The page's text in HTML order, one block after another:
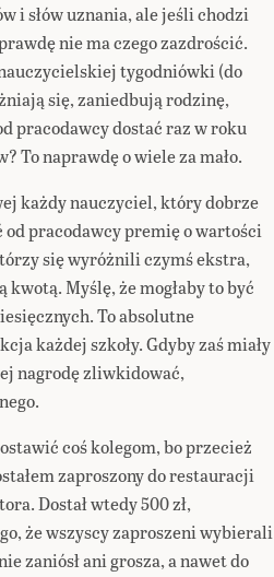
i słów uznania, ale jeśli chodzi
nie ma czego zazdrościć.
tygodniówki (do
się, zaniedbują rodzinę,
pracodawcy dostać raz w roku
To naprawdę o wiele za mało.
każdy nauczyciel, który dobrze
pracodawcy premię o wartości
się wyróżnili czymś ekstra,
Myślę, że mogłaby to być
To absolutne
każdej szkoły. Gdyby zaś miały
nagrodę zliwkidować,
coś kolegom, bo przecież
zaproszony do restauracji
Dostał wtedy 500 zł,
że wszyscy zaproszeni wybierali
zaniósł ani grosza, a nawet do